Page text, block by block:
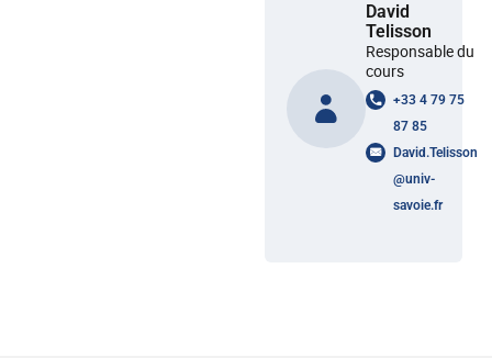
David
Telisson
Responsable du
cours
+33 4 79 75
87 85
David.Telisson
@univ-
savoie.fr